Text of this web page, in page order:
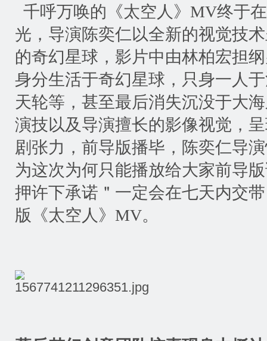
千呼万唤的《太空人》 MV终于
光，导演陈奕仁以全新的视觉技
的奇幻星球，影片中由林柏宏担
身分生活于奇幻星球，只身一人
天轮等，甚至最后消失沉没于大
演技以及导演擅长的影像视觉，
剧张力，前导版播毕，陈奕仁导
为这次为何只能播放给大家前导
押许下承诺＂一定会在七天内交
版《太空人》 MV。